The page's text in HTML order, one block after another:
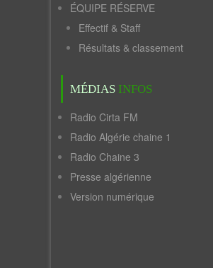
ÉQUIPE RÉSERVE
Effectif & Staff
Résultats & classement
MÉDIAS INFOS
Radio Cirta FM
Radio Algérie chaine 1
Radio Chaine 3
Presse algérienne
Version numérique